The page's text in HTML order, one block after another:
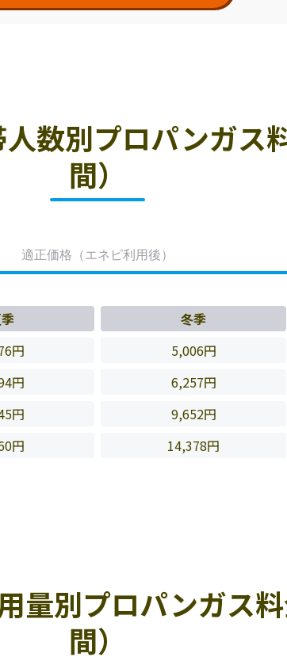
数別プロパンガス
間）
適正価格 （エネピ利用後）
冬季
円 5,006円
円 6,257円
円 9,652円
円 14,378円
量別プロパンガス
間）